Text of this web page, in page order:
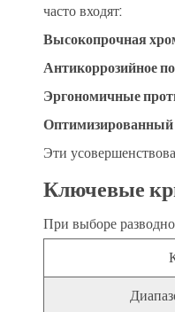
часто входят:
Высокопрочная
Антикоррозийное
Эргономичные
Оптимизированный
Эти
Ключевые
При выборе